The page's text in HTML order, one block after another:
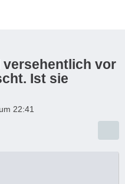
versehentlich vor
Ist sie
22:41